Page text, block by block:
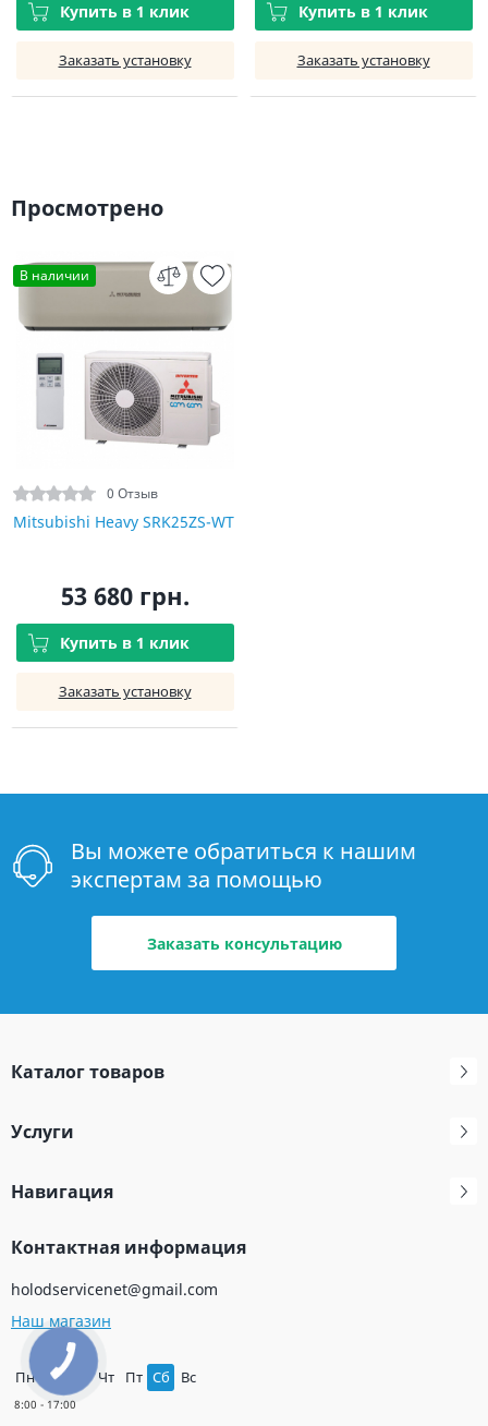
Купить в 1 клик
Заказать установку
Купить в 1 клик
Заказать установку
Просмотрено
В наличии
0 Отзыв
Mitsubishi Heavy SRK25ZS-WT
53 680 грн.
Купить в 1 клик
Заказать установку
Вы можете обратиться к нашим
экспертам за помощью
Заказать консультацию
Каталог товаров
Услуги
Навигация
Контактная информация
holodservicenet@gmail.com
Наш магазин
Пн Вт Чт Пт Сб Вс